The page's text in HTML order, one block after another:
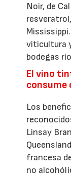
Noir, de
viticultura
bodegas
El vino
consume
Los
Linsay
francesa
no